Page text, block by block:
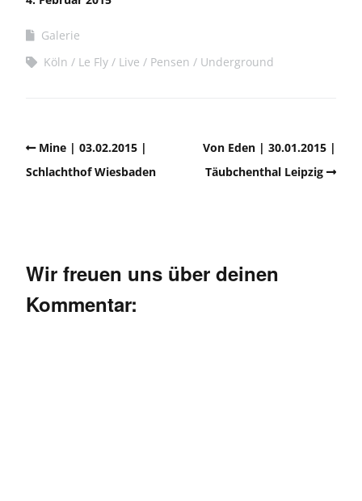
Galerie
Köln
Le Fly Live Pensen Underground
Mine | 03.02.2015 |
Schlachthof Wiesbaden
Von Eden | 30.01.2015 |
Täubchenthal Leipzig
Wir freuen uns über deinen
Kommentar: